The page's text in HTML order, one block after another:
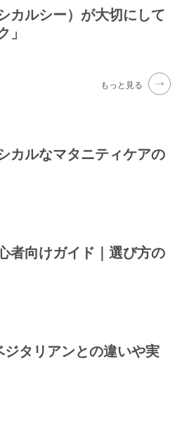
カルシー）が大切にして
」
もっと見る
カルなマタニティケアの
者向けガイド｜選び方の
タリアンとの違いや実